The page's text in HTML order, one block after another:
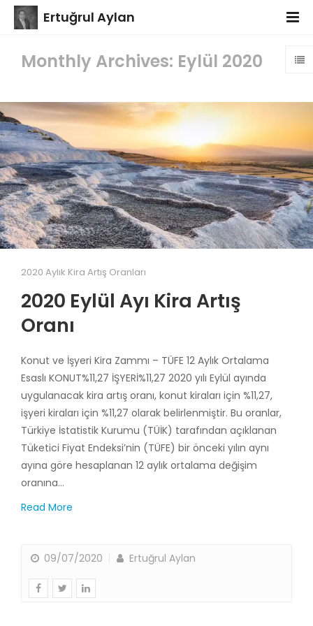
Ertuğrul Aylan
Monthly Archives: Eylül 2020
2020 Aylık Kira Artış Oranları
2020 Eylül Ayı Kira Artış
Oranı
Konut ve İşyeri Kira Zammı – TÜFE 12 Aylık Ortalama
Esaslı KONUT%11,27 İŞYERİ%11,27 2020 yılı Eylül ayında
uygulanacak kira artış oranı, konut kiraları için %11,27,
işyeri kiraları için %11,27 olarak belirlenmiştir. Bu oranlar,
Türkiye İstatistik Kurumu (TÜİK) tarafından açıklanan
Tüketici Fiyat Endeksi’nin (TÜFE) bir önceki yılın aynı
ayına göre hesaplanan 12 aylık ortalama değişim
oranına…
Read More
09/07/2020 Ertuğrul Aylan